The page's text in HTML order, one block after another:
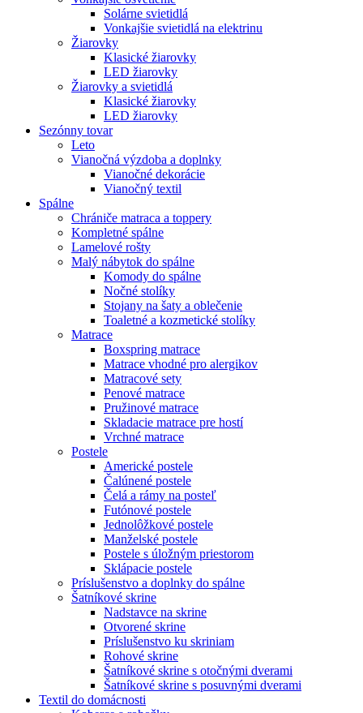
Solárne svietidlá
Vonkajšie svietidlá na elektrinu
Žiarovky
Klasické žiarovky
LED žiarovky
Žiarovky a svietidlá
Klasické žiarovky
LED žiarovky
Sezónny tovar
Leto
Vianočná výzdoba a doplnky
Vianočné dekorácie
Vianočný textil
Spálne
Chrániče matraca a toppery
Kompletné spálne
Lamelové rošty
Malý nábytok do spálne
Komody do spálne
Nočné stolíky
Stojany na šaty a oblečenie
Toaletné a kozmetické stolíky
Matrace
Boxspring matrace
Matrace vhodné pro alergikov
Matracové sety
Penové matrace
Pružinové matrace
Skladacie matrace pre hostí
Vrchné matrace
Postele
Americké postele
Čalúnené postele
Čelá a rámy na posteľ
Futónové postele
Jednolôžkové postele
Manželské postele
Postele s úložným priestorom
Sklápacie postele
Príslušenstvo a doplnky do spálne
Šatníkové skrine
Nadstavce na skrine
Otvorené skrine
Príslušenstvo ku skriniam
Rohové skrine
Šatníkové skrine s otočnými dverami
Šatníkové skrine s posuvnými dverami
Textil do domácnosti